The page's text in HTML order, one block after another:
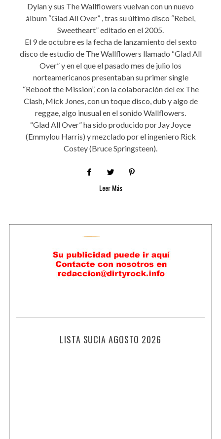
Dylan y sus The Wallflowers vuelvan con un nuevo
álbum “Glad All Over” , tras su último disco “Rebel,
Sweetheart” editado en el 2005.
El 9 de octubre es la fecha de lanzamiento del sexto
disco de estudio de The Wallflowers llamado “Glad All
Over” y en el que el pasado mes de julio los
norteamericanos presentaban su primer single
“Reboot the Mission”, con la colaboración del ex The
Clash, Mick Jones, con un toque disco, dub y algo de
reggae, algo inusual en el sonido Wallflowers.
“Glad All Over” ha sido producido por Jay Joyce
(Emmylou Harris) y mezclado por el ingeniero Rick
Costey (Bruce Springsteen).
Leer Más
LISTA SUCIA AGOSTO 2026